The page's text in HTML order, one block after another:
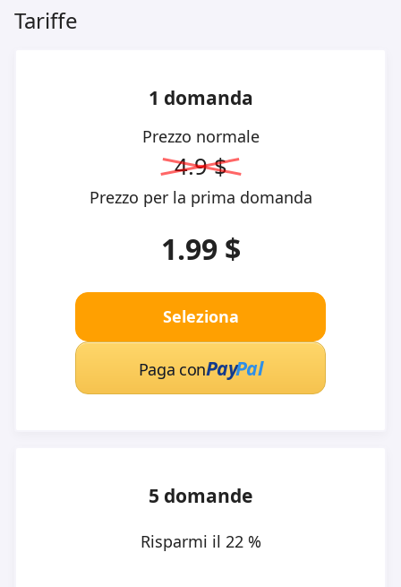
Tariffe
1 domanda
Prezzo normale
4.9 $
Prezzo per la prima domanda
1.99 $
Seleziona
Paga conPayPal
5 domande
Risparmi il 22 %